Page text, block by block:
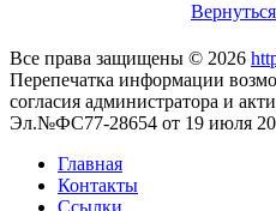
Вернуться
Все права защищены © 2026
Перепечатка информации
согласия администратора и
Эл.№ФС77-28654 от 19 июля
Главная
Контакты
Ссылки